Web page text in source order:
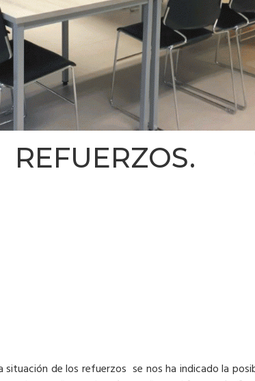
de los refuerzos se nos ha indicado la